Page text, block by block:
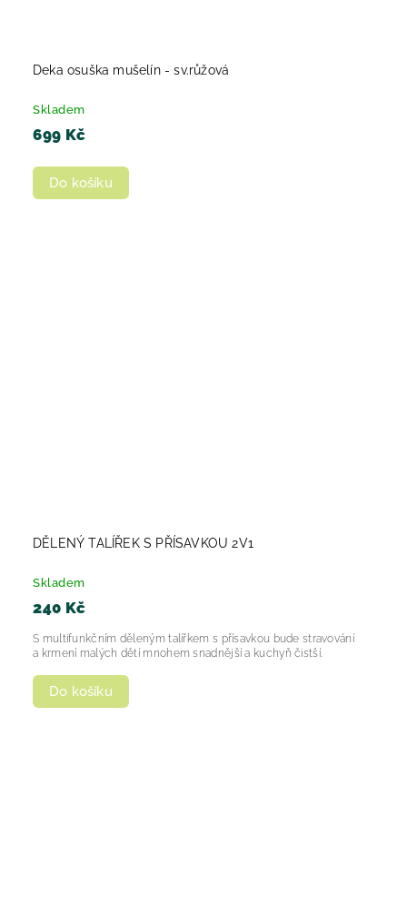
Deka osuška mušelín - sv.růžová
Skladem
699 Kč
Do košíku
DĚLENÝ TALÍŘEK S PŘÍSAVKOU 2V1
Skladem
240 Kč
Do košíku
S multifunkčním děleným talířkem s přísavkou bude stravování
a krmení malých dětí mnohem snadnější a kuchyň čistší.